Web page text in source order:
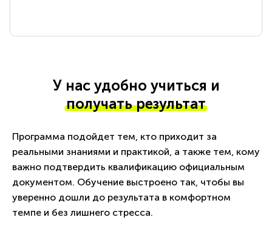
У нас удобно учиться и
получать результат
Программа подойдет тем, кто приходит за
реальными знаниями и практикой, а также тем, кому
важно подтвердить квалификацию официальным
документом. Обучение выстроено так, чтобы вы
уверенно дошли до результата в комфортном
темпе и без лишнего стресса.